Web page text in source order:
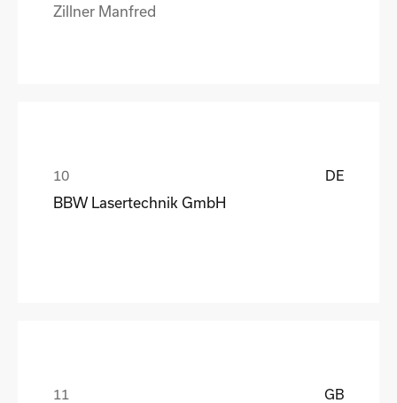
Zillner Manfred
DE
BBW Lasertechnik GmbH
GB